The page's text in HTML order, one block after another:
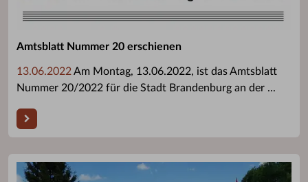
Amtsblatt Nummer 20 erschienen
13.06.2022 Am Montag, 13.06.2022, ist das Amtsblatt
Nummer 20/2022 für die Stadt Brandenburg an der ...